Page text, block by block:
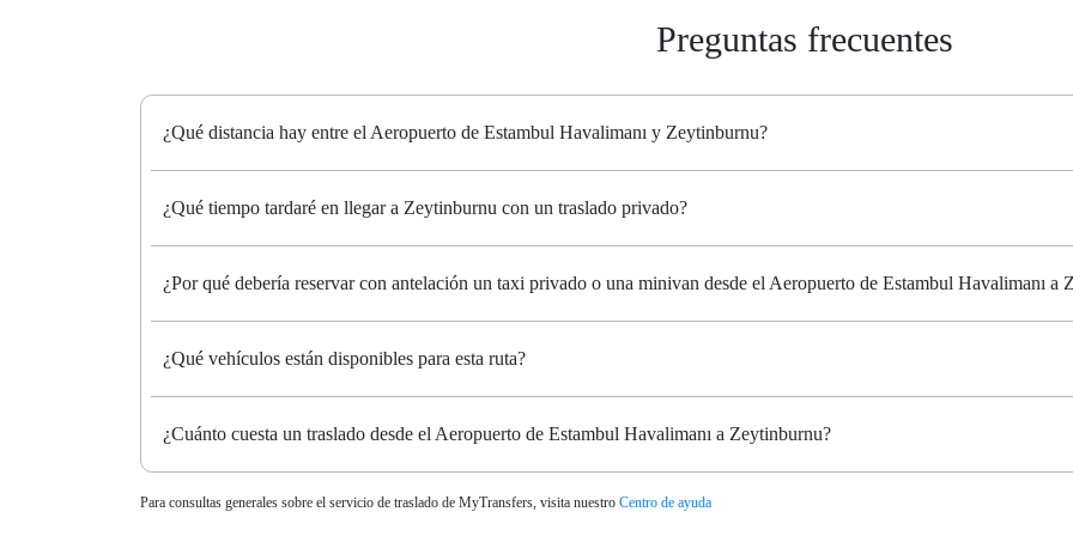
Preguntas frecuentes
¿Qué distancia hay entre el Aeropuerto de Estambul Havalimanı y Zeytinburnu?
¿Qué tiempo tardaré en llegar a Zeytinburnu con un traslado privado?
¿Por qué debería reservar con antelación un taxi privado o una minivan desde el Aeropuerto de Estambul Havalimanı a
¿Qué vehículos están disponibles para esta ruta?
¿Cuánto cuesta un traslado desde el Aeropuerto de Estambul Havalimanı a Zeytinburnu?
Para consultas generales sobre el servicio de traslado de MyTransfers, visita nuestro Centro de ayuda